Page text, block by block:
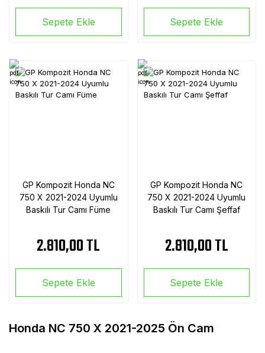
Sepete Ekle Sepete Ekle
GP Kompozit Honda NC
750 X 2021-2024 Uyumlu
Baskılı Tur Camı Füme
2.810,00 TL
Sepete Ekle
GP Kompozit Honda NC
750 X 2021-2024 Uyumlu
Baskılı Tur Camı Şeffaf
2.810,00 TL
Sepete Ekle
Honda NC 750 X 2021-2025 Ön Cam